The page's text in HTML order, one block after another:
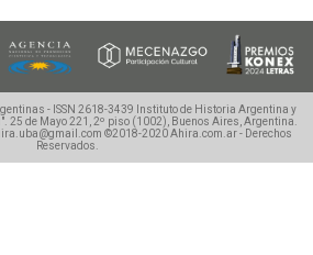
- ISSN 2618-3439
Instituto de Historia Argentina y
25 de Mayo 221, 2º piso (1002), Buenos Aires, Argentina.
©2018-2020 Ahira.com.ar - Derechos
Reservados.